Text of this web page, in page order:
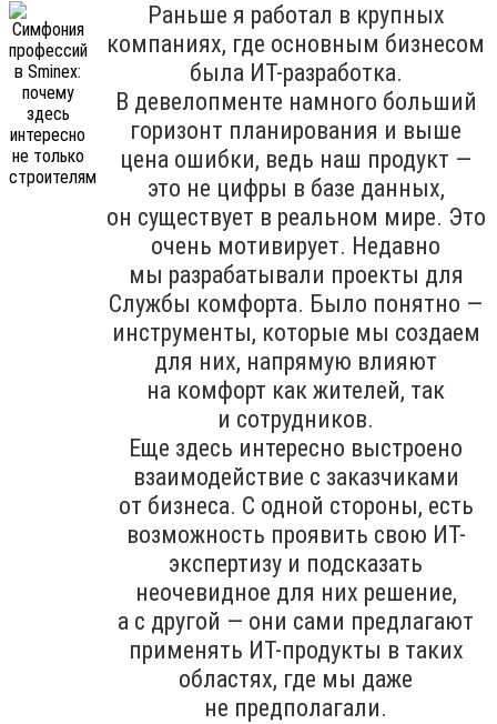
Раньше я работал в крупных
компаниях, где основным бизнесом
была ИТ-разработка.
В девелопменте намного больший
горизонт планирования и выше
цена ошибки, ведь наш продукт —
это не цифры в базе данных,
он существует в реальном мире. Это
очень мотивирует. Недавно
мы разрабатывали проекты для
Службы комфорта. Было понятно —
инструменты, которые мы создаем
для них, напрямую влияют
на комфорт как жителей, так
и сотрудников.
Еще здесь интересно выстроено
взаимодействие с заказчиками
от бизнеса. С одной стороны, есть
возможность проявить свою ИТ-
экспертизу и подсказать
неочевидное для них решение,
а с другой — они сами предлагают
применять ИТ-продукты в таких
областях, где мы даже
не предполагали.